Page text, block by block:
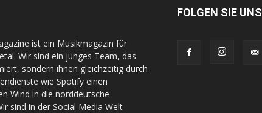
ist ein Musikmagazin für
Wir sind ein junges Team, das
sondern ihnen gleichzeitig durch
wie Spotify einen
Wind in die norddeutsche
sind in der Social Media Welt
FOLGEN SIE UNS